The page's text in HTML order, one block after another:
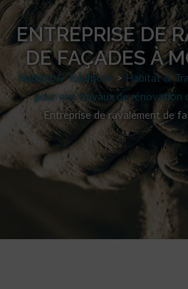
ENTREPRISE DE
DE FAÇADES À
Habitat & Traditions > Habitat &
pour vos travaux de rénovation
Entreprise de ravalement de